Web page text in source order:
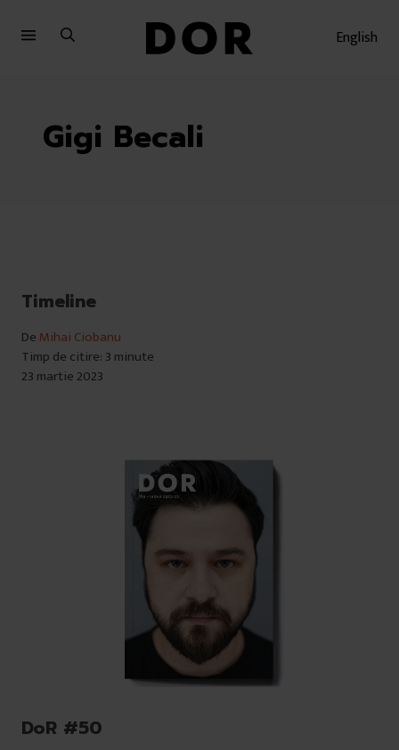
English
Gigi Becali
Timeline
De Mihai Ciobanu
Timp de citire: 3 minute
23 martie 2023
DoR #50